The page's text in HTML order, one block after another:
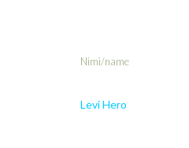
Nimi/name
Levi Hero